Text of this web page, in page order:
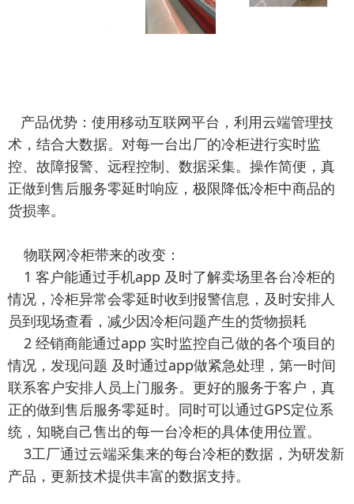
产品优势：使用移动互联网平台，利用云端管理技
术，结合大数据。对每一台出厂的冷柜进行实时监
控、故障报警、远程控制、数据采集。操作简便，真
正做到售后服务零延时响应，极限降低冷柜中商品的
货损率。
物联网冷柜带来的改变：
1 客户能通过手机app 及时了解卖场里各台冷柜的
情况，冷柜异常会零延时收到报警信息，及时安排人
员到现场查看，减少因冷柜问题产生的货物损耗
2 经销商能通过app 实时监控自己做的各个项目的
情况，发现问题 及时通过app做紧急处理，第一时间
联系客户安排人员上门服务。更好的服务于客户，真
正的做到售后服务零延时。同时可以通过GPS定位系
统，知晓自己售出的每一台冷柜的具体使用位置。
3工厂通过云端采集来的每台冷柜的数据，为研发新
产品，更新技术提供丰富的数据支持。